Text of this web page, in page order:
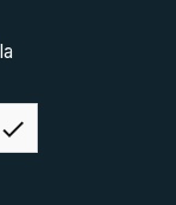
check